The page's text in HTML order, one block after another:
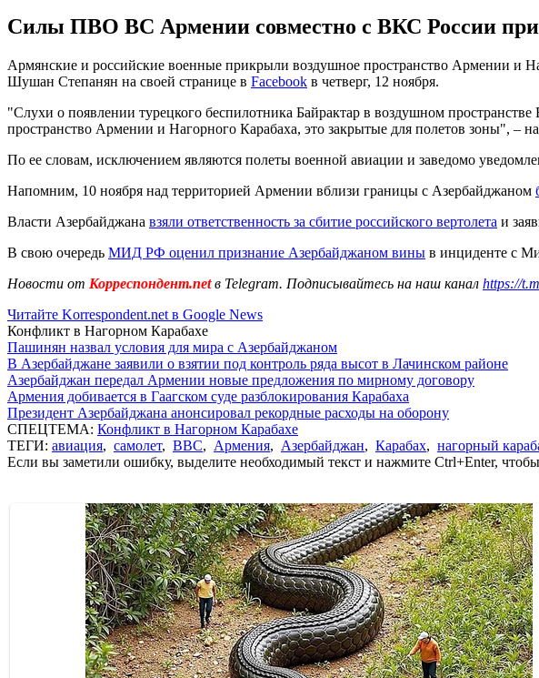
Силы ПВО ВС Армении совместно с ВКС России
Армянские и российские военные прикрыли воздушное пространство Армении и
Шушан Степанян на своей странице в Facebook в четверг, 12 ноября.
"Слухи о появлении турецкого беспилотника Байрактар в воздушном
пространство Армении и Нагорного Карабаха, это закрытые для полетов зоны", –
По ее словам, исключением являются полеты военной авиации и заведомо
Напомним, 10 ноября над территорией Армении вблизи границы с Азербайджаном
Власти Азербайджана взяли ответственность за сбитие российского вертолета и
В свою очередь МИД РФ оценил признание Азербайджаном вины в инциденте с
Новости от Корреспондент.netв Telegram. Подписывайтесь на наш канал https://
Читайте Korrespondent.net в Google News
Конфликт в Нагорном Карабахе
Пашинян назвал условия для мира с Азербайджаном
В Азербайджане заявили о взятии под контроль ряда высот в Лачинском районе
Азербайджан передал Армении новые предложения по мирному договору
Армения добивается в Гаагском суде разблокирования Карабаха
Президент Азербайджана анонсировал рекордные расходы на оборону
СПЕЦТЕМА: Конфликт в Нагорном Карабахе
ТЕГИ: авиация, самолет, ВВС, Армения, Азербайджан, Карабах, нагорный
Если вы заметили ошибку, выделите необходимый текст и нажмите Ctrl+Enter,